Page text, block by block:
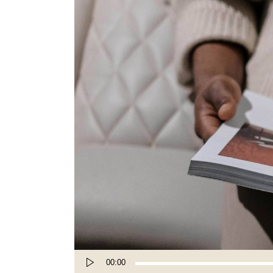
Audio
00:00